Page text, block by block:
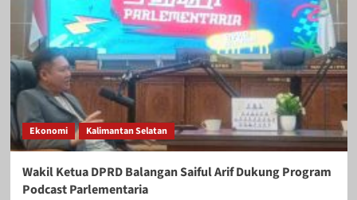
Ekonomi Kalimantan Selatan
Wakil Ketua DPRD Balangan Saiful Arif Dukung Program
Podcast Parlementaria